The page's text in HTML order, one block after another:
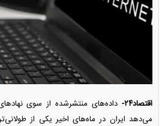
اقتصاد۲۴-
داده‌های منتشرشده از سوی
می‌دهد ایران در ماه‌های اخیر یکی از